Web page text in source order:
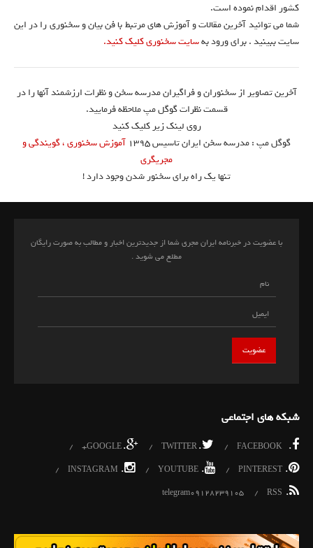
کشور اقدام نموده است.
شما می توانید آخرین مقالات و آموزش های مرتبط با فن بیان و سخنوری را در این
سایت ببینید . برای ورود بهسایت سخنوری کلیک کنید.
آخرین تصاویر از سخنوران و فراگیران مدرسه سخن و نظرات ارزشمند آنها را در
قسمت نظرات گوگل مپ ملاحظه فرمایید.
روی لینک زیر کلیک کنید
گوگل مپ : مدرسه سخن ایران تاسیس ۱۳۹۵
آموزش سخنوری ، گویندگی و
مجریگری
تنها یک راه برای سخنور شدن وجود دارد !
با عضویت در خبرنامه ایران مجری شما از جدیدترین اخبار و مطالب به صورت رایگان
مطلع می شوید .
شبکه های اجتماعی
.
FACEBOOK
.
TWITTER
.
GOOGLE+
.
PINTEREST
.
YOUTUBE
.
INSTAGRAM
.
RSS
telegram09128239105